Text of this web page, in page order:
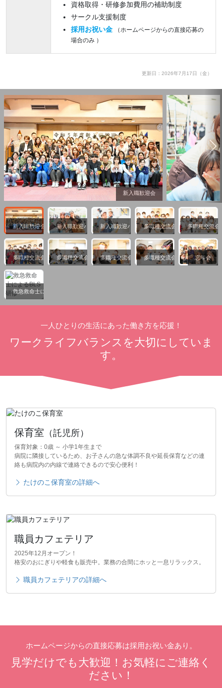
資格取得・研修参加費用の補助制度
サークル支援制度
採用お祝い金
（ホームページからの直接応募の
場合のみ ）
更新日：2026年7月17日（金）
新入職歓迎会
新入職歓迎会 新入職歓迎バーベキュー新入職歓迎バーベキュー多職種交流会 多職種交流会
多職種交流会 多職種交流会 多職種交流会 多職種交流会 忘年会
救急救命士によるBLS研修
一人ひとりの生活にあった働き方を応援！
ワークライフバランスを大切にしていま
す。
保育室 （託児所）
保育対象：0歳 ～ 小学1年生まで
病院に隣接しているため、お子さんの急な体調不良や延長保育などの連
絡も病院内の内線で連絡できるので安心便利！
たけのこ保育室の詳細へ
職員カフェテリア
2025年12月オープン！
格安のおにぎりや軽食も販売中。業務の合間にホッと一息リラックス。
職員カフェテリアの詳細へ
ホームページからの直接応募は採用お祝い金あり。
見学だけでも大歓迎！お気軽にご連絡く
ださい！